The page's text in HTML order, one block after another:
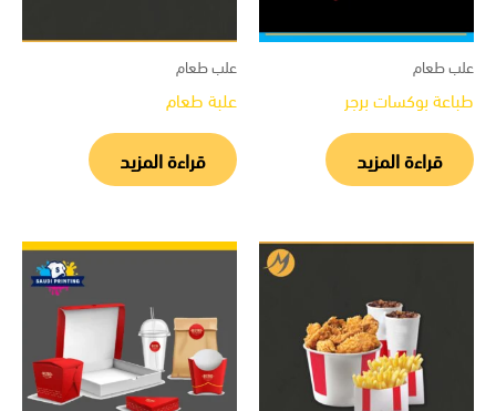
طعام
بوكسات برجر
قراءة المزيد
علب طعام
علبة طعام
قراءة المزيد